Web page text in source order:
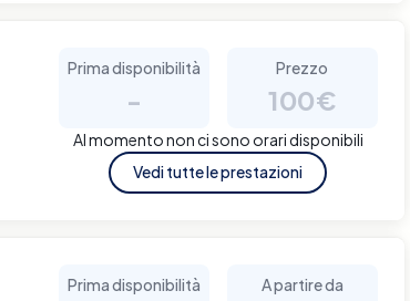
Prima disponibilità
-
Prezzo
100€
Al momento non ci sono orari disponibili
Vedi tutte le prestazioni
Prima disponibilità A partire da